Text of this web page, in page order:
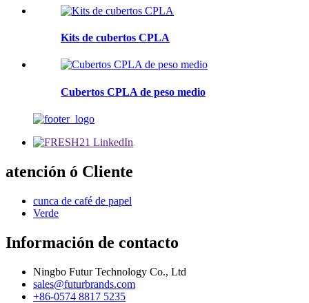
Kits de cubertos CPLA
Cubertos CPLA de peso medio
atención ó Cliente
cunca de café de papel
Verde
Información de contacto
Ningbo Futur Technology Co., Ltd
sales@futurbrands.com
+86-0574 8817 5235